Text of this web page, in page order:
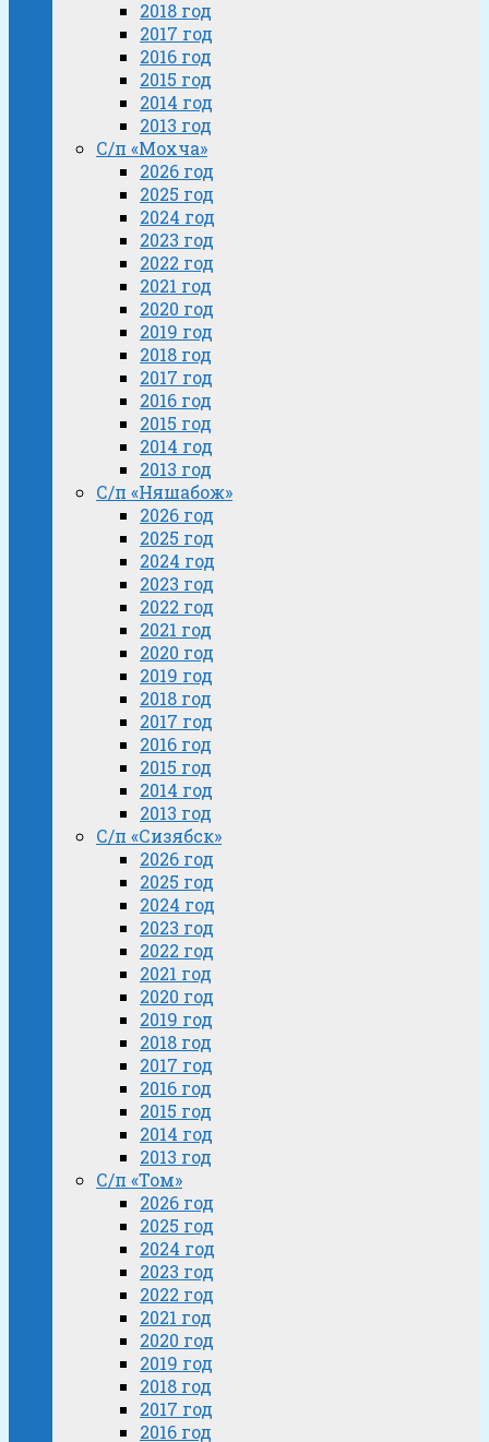
2018 год
2017 год
2016 год
2015 год
2014 год
2013 год
С/п «Мохча»
2026 год
2025 год
2024 год
2023 год
2022 год
2021 год
2020 год
2019 год
2018 год
2017 год
2016 год
2015 год
2014 год
2013 год
С/п «Няшабож»
2026 год
2025 год
2024 год
2023 год
2022 год
2021 год
2020 год
2019 год
2018 год
2017 год
2016 год
2015 год
2014 год
2013 год
С/п «Сизябск»
2026 год
2025 год
2024 год
2023 год
2022 год
2021 год
2020 год
2019 год
2018 год
2017 год
2016 год
2015 год
2014 год
2013 год
С/п «Том»
2026 год
2025 год
2024 год
2023 год
2022 год
2021 год
2020 год
2019 год
2018 год
2017 год
2016 год